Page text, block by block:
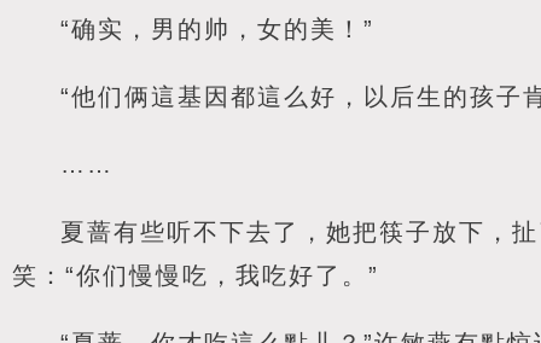
“确实，男的帅，女的美！”
“他们俩這基因都這么好，以后生的孩子
……
夏蔷有些听不下去了，她把筷子放下，
笑：“你们慢慢吃，我吃好了。”